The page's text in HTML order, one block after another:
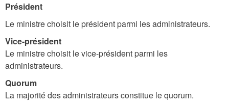
Président
Le ministre choisit le président parmi les administrateurs.
Vice-président
Le ministre choisit le vice-président parmi les
administrateurs.
Quorum
La majorité des administrateurs constitue le quorum.